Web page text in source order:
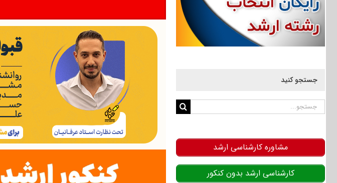
جستجو کنید
جستجو
مشاوره کارشناسی ارشد
کارشناسی ارشد بدون کنکور